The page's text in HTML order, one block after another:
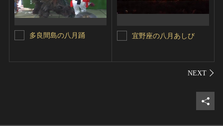
多良間島の八月踊 宜野座の八月あしび
シェ